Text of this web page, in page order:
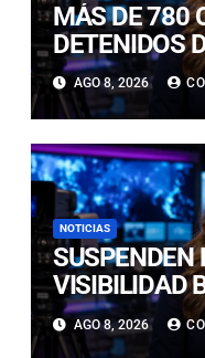
MÁS DE 780
DETENIDOS
POLICIAL EN
AGO 8, 2026
NOTICIAS
SUSPENDEN
VISIBILIDAD
RETOMARÁ
AGO 8, 2026